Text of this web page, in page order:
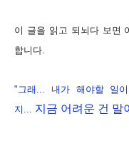
이 글을 읽고 되뇌다 보면
합니다.
"그래... 내가 해야할 일
지... 지금 어려운 건 말